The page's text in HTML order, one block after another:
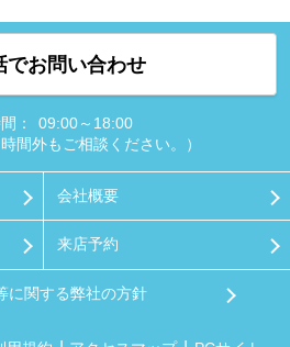
でお問い合わせ
：
09:00～18:00
間外もご相談ください。）
会社概要
来店予約
に関する弊社の方針